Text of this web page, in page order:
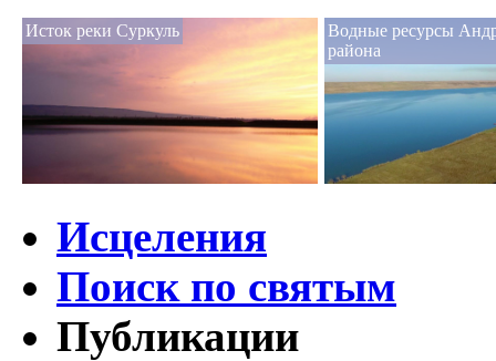
Исток реки Суркуль
Водные ресурсы
района
Исцеления
Поиск по святым
Публикации